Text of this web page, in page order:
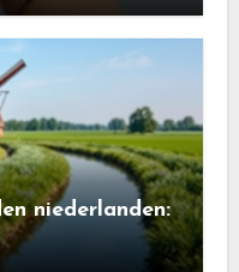
niederlanden: